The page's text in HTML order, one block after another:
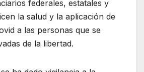
federales, estatales y
la salud y la aplicación de
a las personas que se
de la libertad.